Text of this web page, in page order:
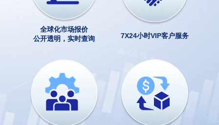
全球化市场报价
公开透明，实时查询
7X24小时VIP客户服务